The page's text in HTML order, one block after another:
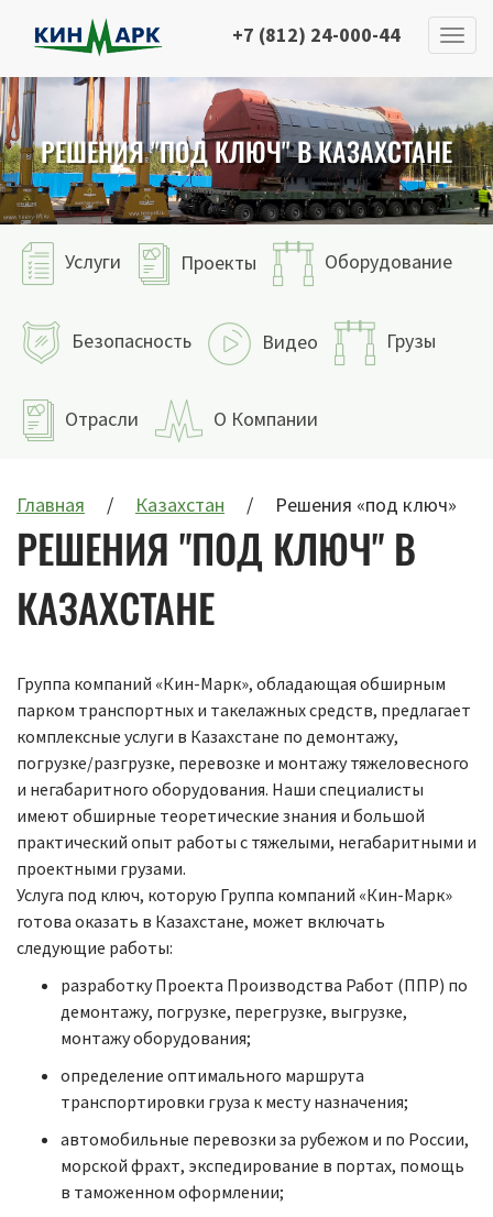
+7 (812) 24-000-44
РЕШЕНИЯ "ПОД КЛЮЧ" В КАЗАХСТАНЕ
Услуги Проекты Оборудование
Безопасность Видео Грузы
Отрасли О Компании
Главная Казахстан Решения «под ключ»
РЕШЕНИЯ "ПОД КЛЮЧ" В
КАЗАХСТАНЕ
Группа компаний «Кин-Марк», обладающая обширным
парком транспортных и такелажных средств, предлагает
комплексные услуги в Казахстане по демонтажу,
погрузке/разгрузке, перевозке и монтажу тяжеловесного
и негабаритного оборудования. Наши специалисты
имеют обширные теоретические знания и большой
практический опыт работы с тяжелыми, негабаритными и
проектными грузами.
Услуга под ключ, которую Группа компаний «Кин-Марк»
готова оказать в Казахстане, может включать
следующие работы:
разработку Проекта Производства Работ (ППР) по
демонтажу, погрузке, перегрузке, выгрузке,
монтажу оборудования;
определение оптимального маршрута
транспортировки груза к месту назначения;
автомобильные перевозки за рубежом и по России,
морской фрахт, экспедирование в портах, помощь
в таможенном оформлении;